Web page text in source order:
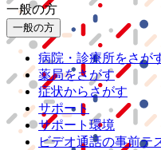
一般の方
一般の方
病院・診療所をさが
薬局をさがす
症状からさがす
サポート
サポート環境
ビデオ通話の事前テ